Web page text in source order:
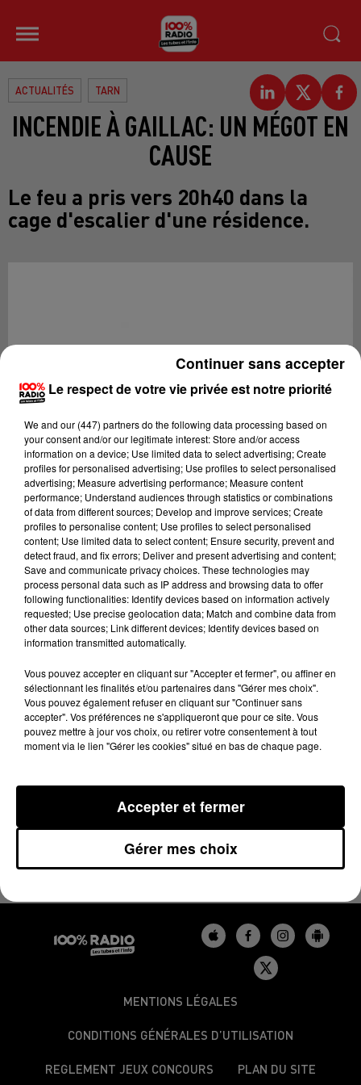
ACTUALITÉS TARN
INCENDIE À GAILLAC: UN MÉGOT EN
CAUSE
Le feu a pris vers 20h40 dans la
cage d'escalier d'une résidence.
Publié : 17 novembre 2016 à 10h20 par Cécile Gabaude
On en sait plus sur le feu qui s'est déclaré hier soir à
Gaillac.
Rappelons que 60 sapeurs-pompiers ont été mobilisés
vers 20h40 dans une résidence Gaillacoise, située au
37 rue Joseph Rigal. Il s'agit d'un feu d'origine
accidentelle qui a pris dans la cage d'escalier. En
cause: un mégot de cigarette jeté par un locataire sur
une couverture qui se trouvait sous l'escalier. Pas de
gros incendie, mais d'importantes fumées se sont
dégagées. Une seule personne a été transportée à
Sources. Elles devraient retrouver leur logement dans
MENTIONS LÉGALES
CONDITIONS GÉNÉRALES D’UTILISATION
REGLEMENT JEUX CONCOURS PLAN DU SITE
Le respect de votre vie privée est notre priorité
We and our (447) partnersdo the following data processing based on
your consent and/or our legitimate interest: Store and/or access
information on a device; Use limited data to select advertising; Create
profiles for personalised advertising; Use profiles to select personalised
advertising; Measure advertising performance; Measure content
performance; Understand audiences through statistics or combinations
of data from different sources; Develop and improve services; Create
profiles to personalise content; Use profiles to select personalised
content; Use limited data to select content; Ensure security, prevent and
detect fraud, and fix errors; Deliver and present advertising and content;
Save and communicate privacy choices. These technologies may
process personal data such as IP address and browsing data to offer
following functionalities: Identify devices based on information actively
requested; Use precise geolocation data; Match and combine data from
other data sources; Link different devices; Identify devices based on
information transmitted automatically.
Vous pouvez accepter en cliquant sur "Accepter et fermer", ou affiner en
sélectionnant les finalités et/ou partenaires dans "Gérer mes choix".
Vous pouvez également refuser en cliquant sur "Continuer sans
accepter". Vos préférences ne s'appliqueront que pour ce site. Vous
pouvez mettre à jour vos choix, ou retirer votre consentement à tout
moment via le lien "Gérer les cookies" situé en bas de chaque page.
Gérer mes choix
Accepter et fermer
Continuer sans accepter